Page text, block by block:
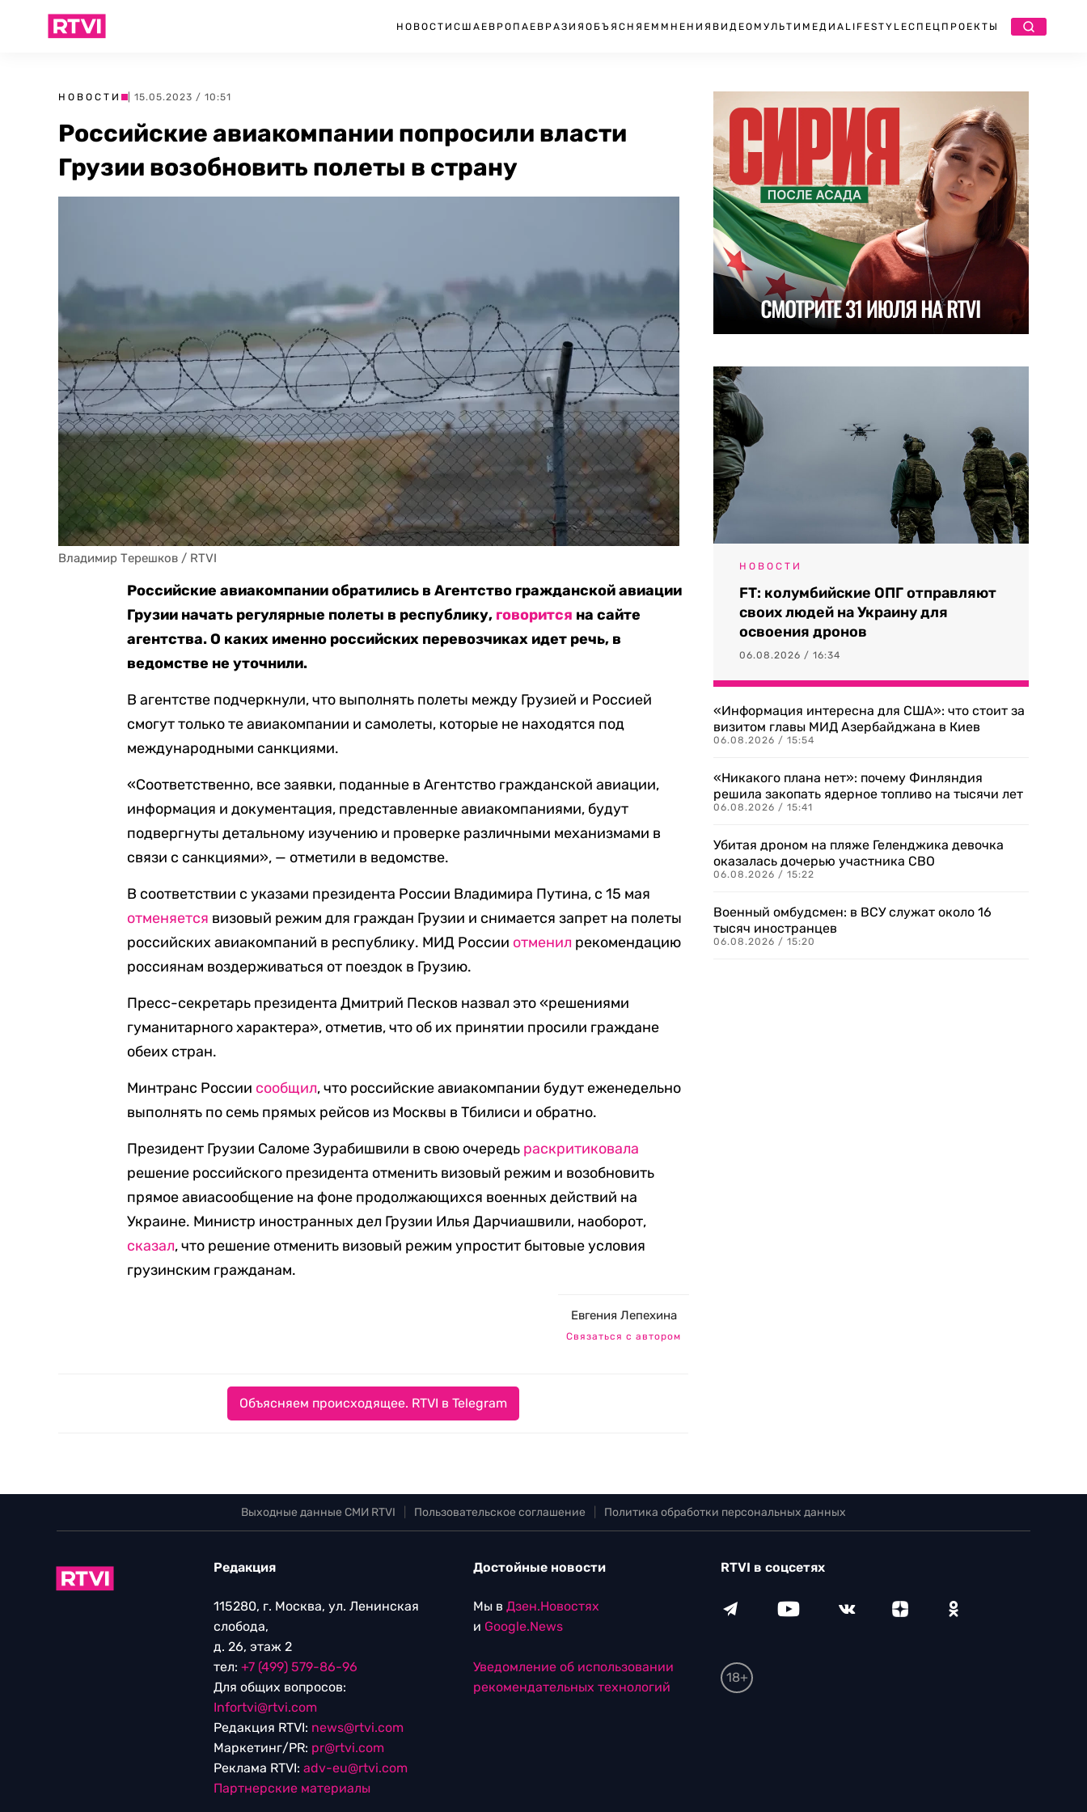
НОВОСТИ США ЕВРОПА ЕВРАЗИЯ ОБЪЯСНЯЕМ МНЕНИЯ ВИДЕО МУЛЬТИМЕДИА LIFESTYLEСПЕЦПРОЕКТЫ
НОВОСТИ | 15.05.2023 / 10:51
Российские авиакомпании попросили власти
Грузии возобновить полеты в страну
Владимир Терешков / RTVI
Российские авиакомпании обратились в Агентство гражданской авиации
Грузии начать регулярные полеты в республику, говорится на сайте
агентства. О каких именно российских перевозчиках идет речь, в
ведомстве не уточнили.
В агентстве подчеркнули, что выполнять полеты между Грузией и Россией
смогут только те авиакомпании и самолеты, которые не находятся под
международными санкциями.
«Соответственно, все заявки, поданные в Агентство гражданской авиации,
информация и документация, представленные авиакомпаниями, будут
подвергнуты детальному изучению и проверке различными механизмами в
связи с санкциями», — отметили в ведомстве.
В соответствии с указами президента России Владимира Путина, с 15 мая
отменяется визовый режим для граждан Грузии и снимается запрет на полеты
российских авиакомпаний в республику. МИД России отменил рекомендацию
россиянам воздерживаться от поездок в Грузию.
Пресс-секретарь президента Дмитрий Песков назвал это «решениями
гуманитарного характера», отметив, что об их принятии просили граждане
обеих стран.
Минтранс России сообщил, что российские авиакомпании будут еженедельно
выполнять по семь прямых рейсов из Москвы в Тбилиси и обратно.
Президент Грузии Саломе Зурабишвили в свою очередь раскритиковала
решение российского президента отменить визовый режим и возобновить
прямое авиасообщение на фоне продолжающихся военных действий на
Украине. Министр иностранных дел Грузии Илья Дарчиашвили, наоборот,
сказал, что решение отменить визовый режим упростит бытовые условия
грузинским гражданам.
Евгения Лепехина
Связаться с автором
Объясняем происходящее. RTVI в Telegram
НОВОСТИ
FT: колумбийские ОПГ отправляют
своих людей на Украину для
освоения дронов
06.08.2026 / 16:34
«Информация интересна для США»: что стоит за
визитом главы МИД Азербайджана в Киев
06.08.2026 / 15:54
«Никакого плана нет»: почему Финляндия
решила закопать ядерное топливо на тысячи лет
06.08.2026 / 15:41
Убитая дроном на пляже Геленджика девочка
оказалась дочерью участника СВО
06.08.2026 / 15:22
Военный омбудсмен: в ВСУ служат около 16
тысяч иностранцев
06.08.2026 / 15:20
Выходные данные СМИ RTVI Пользовательское соглашение Политика обработки персональных данных
Редакция
115280, г. Москва, ул. Ленинская
слобода,
д. 26, этаж 2
тел: +7 (499) 579-86-96
Для общих вопросов:
Infortvi@rtvi.com
Редакция RTVI: news@rtvi.com
Маркетинг/PR: pr@rtvi.com
Реклама RTVI: adv-eu@rtvi.com
Партнерские материалы
Достойные новости
Мы в Дзен.Новостях
и Google.News
Уведомление об использовании
рекомендательных технологий
RTVI в соцсетях
18+